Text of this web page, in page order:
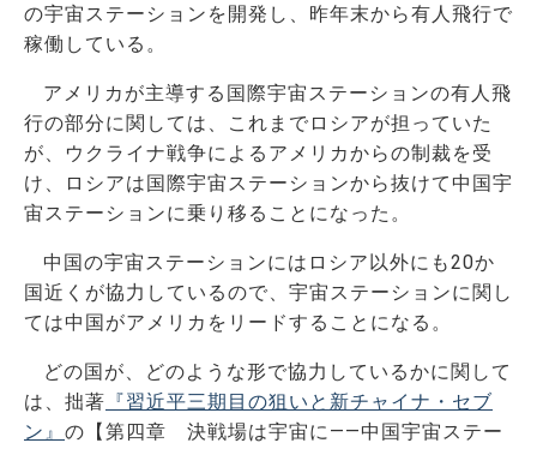
の宇宙ステーションを開発し、昨年末から有人飛行で
稼働している。
アメリカが主導する国際宇宙ステーションの有人飛
行の部分に関しては、これまでロシアが担っていた
が、ウクライナ戦争によるアメリカからの制裁を受
け、ロシアは国際宇宙ステーションから抜けて中国宇
宙ステーションに乗り移ることになった。
中国の宇宙ステーションにはロシア以外にも20か
国近くが協力しているので、宇宙ステーションに関し
ては中国がアメリカをリードすることになる。
どの国が、どのような形で協力しているかに関して
は、拙著 『習近平三期目の狙いと新チャイナ・セブ
ン』 の【第四章 決戦場は宇宙に――中国宇宙ステー